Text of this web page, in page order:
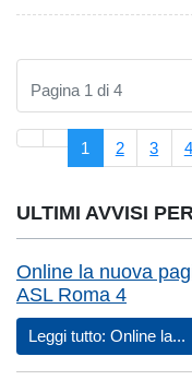
Pagina 1 di 4
1 2 3 4
ULTIMI AVVISI
Online la nuova
ASL Roma 4
Leggi tutto: Online la...